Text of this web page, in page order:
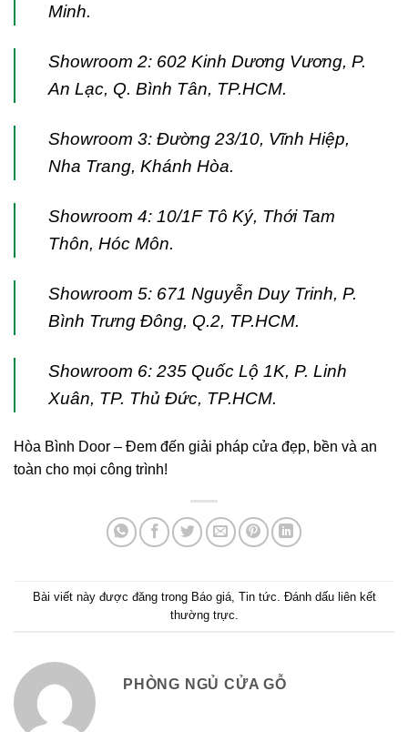
Minh.
Showroom 2: 602 Kinh Dương Vương, P.
An Lạc, Q. Bình Tân, TP.HCM.
Showroom 3: Đường 23/10, Vĩnh Hiệp,
Nha Trang, Khánh Hòa.
Showroom 4: 10/1F Tô Ký, Thới Tam
Thôn, Hóc Môn.
Showroom 5: 671 Nguyễn Duy Trinh, P.
Bình Trưng Đông, Q.2, TP.HCM.
Showroom 6: 235 Quốc Lộ 1K, P. Linh
Xuân, TP. Thủ Đức, TP.HCM.
Hòa Bình Door – Đem đến giải pháp cửa đẹp, bền và an
toàn cho mọi công trình!
Bài viết này được đăng trong Báo giá, Tin tức . Đánh dấu liên kết
thường trực
PHÒNG NGỦ CỬA GỖ